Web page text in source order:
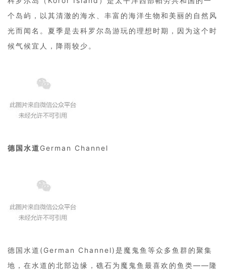
个岛屿，以其清澈的海水、丰富的海洋生物和美丽的自然风
光而闻名。夏季是去科罗尔岛游玩的理想时期，因为这个时
候气候宜人，降雨较少。
德国水道German Channel
德国水道(German Channel)是魔鬼鱼等众多鱼群的聚集
地，在水道的北部边缘，礁石为魔鬼鱼最喜欢的鱼类——隆